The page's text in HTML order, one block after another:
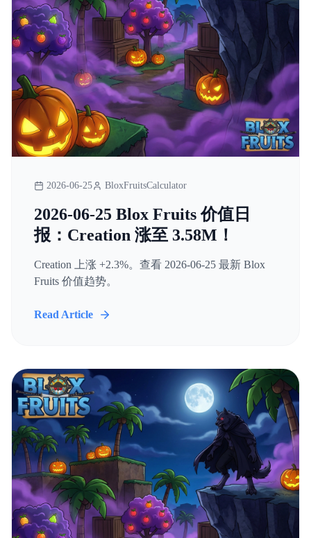
2026-06-25 BloxFruitsCalculator
2026-06-25 Blox Fruits 价值日
报：Creation 涨至 3.58M！
Creation 上涨 +2.3%。查看 2026-06-25 最新 Blox
Fruits 价值趋势。
Read Article